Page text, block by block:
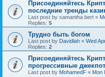
Присоединяйтесь
последние тренды
Last post by samantha bert «
Replies: 5
Трудно быть богом
Last post by Davidlah « Wed
Replies: 2
Присоединяйтесь
прогрессивные
Last post by MohamedF « Mon